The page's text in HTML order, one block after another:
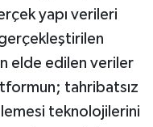
yapı verileri
elde edilen veriler
tahribatsız
teknolojilerini